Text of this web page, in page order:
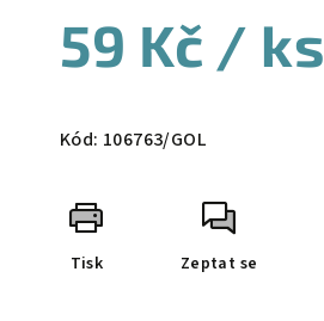
59 Kč / ks
cena:
Kód: 106763/GOL
Tisk Zeptat se